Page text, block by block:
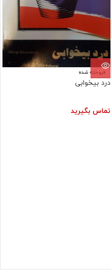
فروخته شده
درد بیخوابی
تماس بگیرید